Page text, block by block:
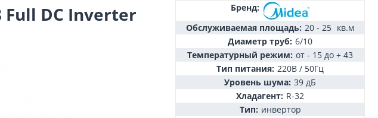
Full DC Inverter
Бренд:
Обслуживаемая площадь: 20 - 25 кв.м
Диаметр труб: 6/10
Температурный режим: от - 15 до + 43
Тип питания: 220В / 50Гц
Уровень шума: 39 дБ
Хладагент: R-32
Тип: инвертор